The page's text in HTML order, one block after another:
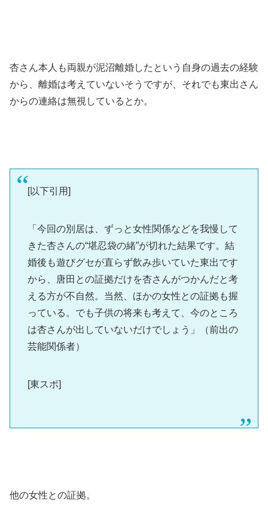
杏さん本人も両親が泥沼離婚したという自身の過去の経験
から、離婚は考えていないそうですが、それでも東出さん
からの連絡は無視しているとか。
[以下引用]
「今回の別居は、ずっと女性関係などを我慢して
きた杏さんの“堪忍袋の緒”が切れた結果です。結
婚後も遊びグセが直らず飲み歩いていた東出です
から、唐田との証拠だけを杏さんがつかんだと考
える方が不自然。当然、ほかの女性との証拠も握
っている。でも子供の将来も考えて、今のところ
は杏さんが出していないだけでしょう」（前出の
芸能関係者）
[東スポ]
他の女性との証拠。